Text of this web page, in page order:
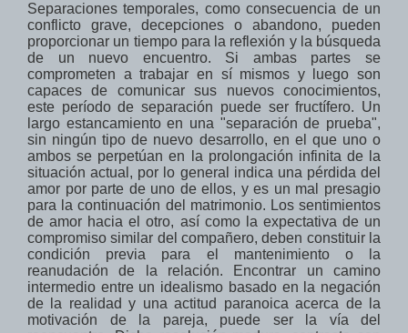
Separaciones temporales, como consecuencia de un
conflicto
grave, decepciones o abandono,
pueden
proporcionar un tiempo para la reflexión y la búsqueda
de
un nuevo encuentro. Si ambas partes
se
comprometen a trabajar en sí mismos y
luego son
capaces de comunicarsus nuevos conocimientos,
este período de separación puede ser fructífero. Un
largo estancamiento en una "separación de prueba",
sin ningún tipo de nuevo desarrollo, en el que uno o
ambos se perpetúan en la prolongación infinita de la
situación actual , por lo general indica una pérdida del
amor por parte de uno de ellos, y es un mal presagio
para la continuación del matrimonio. Los sentimientos
de amor hacia el otro, así como la expectativa de un
compromiso similar del compañero, deben constituir la
condición previa para
el mantenimiento
o la
reanudación de
la relación. Encontrar un
camino
intermedio entre un idealismo basado en la negación
de la realidad y una actitud paranoica acerca de la
motivación
de la pareja, puede ser la vía del